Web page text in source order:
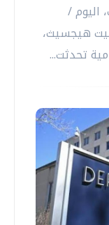
اليوم /
هيجسيث،
تحدثت...